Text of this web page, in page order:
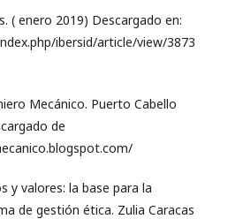
( enero 2019) Descargado en:
ibersid/article/view/3873
Mecánico. Puerto Cabello
de
y valores: la base para la
de gestión ética. Zulia Caracas